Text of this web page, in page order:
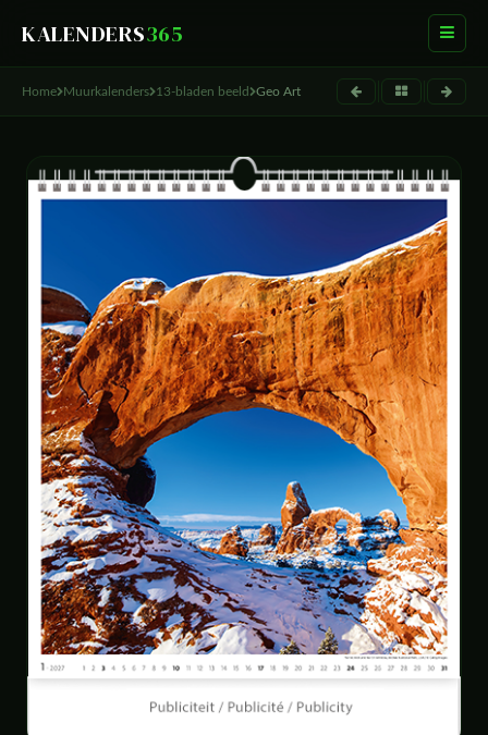
KALENDERS365
Home Muurkalenders 13-bladen beeld Geo Art